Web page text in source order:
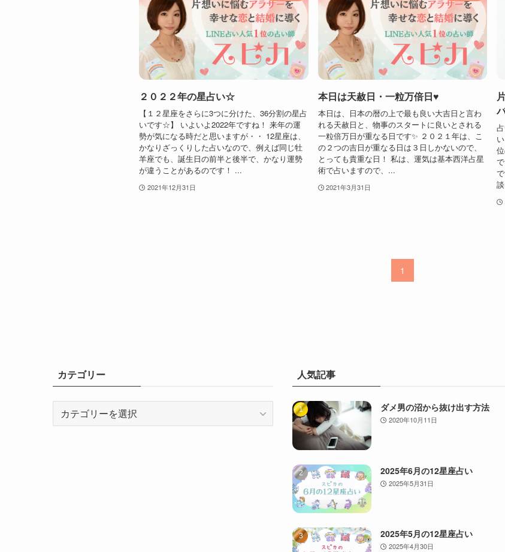
２０２２年の星占い☆
【１２星座をさらに3つに分けた、36分割の星占
いです☆】 いよいよ2022年ですね！ 来年の運
勢が気になる時だと思いますが・・ 12星座は、
かなりざっくりした占いなので、例えば同じ牡
羊座でも、誕生日の前半と後半で、かなり運勢
が違うことがあるのです！ ...
2021年12月31日
本日は天赦日・一粒万倍日♥
本日は、日本の暦の上で最も良い大吉日と言わ
れる天赦日と、物事のスタートに良いとされる
一粒倍万日が重なる日です✨ ２０２１年は、こ
の２つの吉日が重なる日は３日しかないので、
とっても貴重な日！ 私は、運気は基本西洋占星
術で占いますので、...
2021年3月31日
1
カテゴリー
テ
人気記事
ダメ男の沼から抜け出す方法
2020年10月11日
2025年6月の12星座占い
2025年5月31日
2025年5月の12星座占い
2025年4月30日